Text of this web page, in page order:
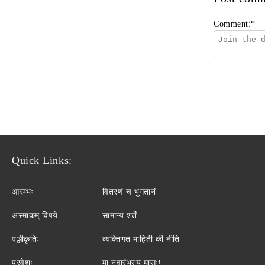
Comment:*
Quick Links:
आरम्भः
अस्माकम् विषये
पञ्जीकृतिः
प्रवेशः
वितरणं च भुगतानं
सामान्य शर्ते
व्यक्तिगत माहिती की नीति
मा नवारंभस्य मासः!